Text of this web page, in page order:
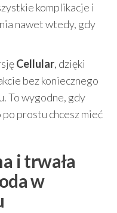
komplikacje i
nawet wtedy, gdy
Cellular, dzięki
bez koniecznego
To wygodne, gdy
prostu chcesz mieć
i trwała
w